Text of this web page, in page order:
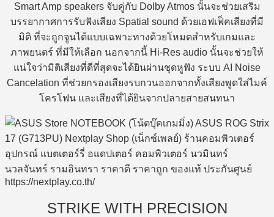
Smart Amp speakers จับคู่กับ Dolby Atmos นั้นจะช่วยเสริม
บรรยากาศการรับฟังเสียง Spatial sound ด้วยเอฟเฟ็คเสียงที่มี
มิติ ที่จะถูกจูนได้แบบเฉพาะทางด้วยโหมดสำหรับเกมและ
ภาพยนตร์ ที่มีให้เลือก นอกจากนี้ Hi-Res audio นั้นจะช่วยให้
แน่ใจว่ามิติเสียงที่ดีที่สุดจะได้ยินผ่านชุดหูฟัง ระบบ AI Noise
Cancelation ที่ช่วยกรองเสียงรบกวนออกจากทั้งเสียงพูดใส่ไมค์
โครโฟน และเสียงที่ได้ยินจากปลายสายสนทนา
STRIKE WITH PRECISION